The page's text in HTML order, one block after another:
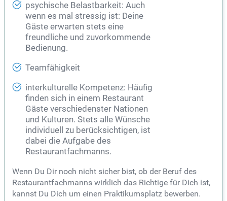
psychische Belastbarkeit: Auch
wenn es mal stressig ist: Deine
Gäste erwarten stets eine
freundliche und zuvorkommende
Bedienung.
Teamfähigkeit
interkulturelle Kompetenz: Häufig
finden sich in einem Restaurant
Gäste verschiedenster Nationen
und Kulturen. Stets alle Wünsche
individuell zu berücksichtigen, ist
dabei die Aufgabe des
Restaurantfachmanns.
Wenn Du Dir noch nicht sicher bist, ob der Beruf des
Restaurantfachmanns wirklich das Richtige für Dich ist,
kannst Du Dich um einen Praktikumsplatz bewerben.